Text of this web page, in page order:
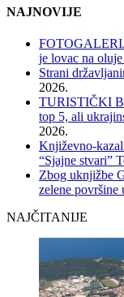
NAJNOVIJE
je lovac na
Strani
2026.
TURISTIČKI
top 5, ali
2026.
Književno-
“Sjajne stvari”
Zbog uknjižbe
zelene
NAJČITANIJE